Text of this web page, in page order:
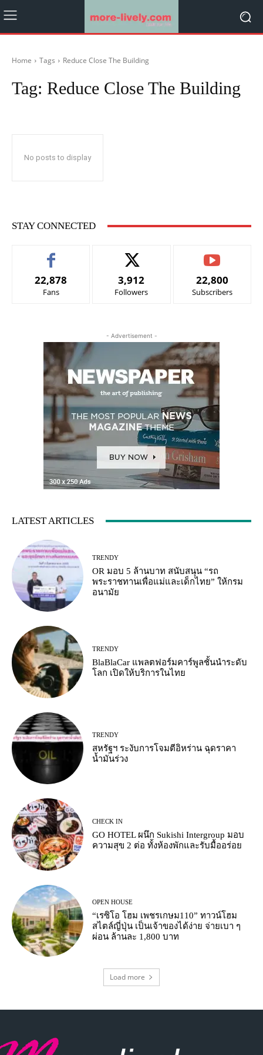
Home Tags Reduce Close The Building
Tag: Reduce Close The Building
No posts to display
STAY CONNECTED
22,878
Fans
3,912
Followers
22,800
Subscribers
- Advertisement -
LATEST ARTICLES
TRENDY
OR มอบ 5 ล้านบาท สนับสนุน “รถ
พระราชทานเพื่อแม่และเด็กไทย” ให้กรม
อนามัย
TRENDY
BlaBlaCar แพลตฟอร์มคาร์พูลชั้นนำระดับ
โลก เปิดให้บริการในไทย
TRENDY
สหรัฐฯ ระงับการโจมตีอิหร่าน ฉุดราคา
น้ำมันร่วง
CHECK IN
GO HOTEL ผนึก Sukishi Intergroup มอบ
ความสุข 2 ต่อ ทั้งห้องพักและรับมื้ออร่อย
OPEN HOUSE
“เรซิโอ โฮม เพชรเกษม110” ทาวน์โฮม
สไตล์ญี่ปุ่น เป็นเจ้าของได้ง่าย จ่ายเบา ๆ
ผ่อน ล้านละ 1,800 บาท
Load more